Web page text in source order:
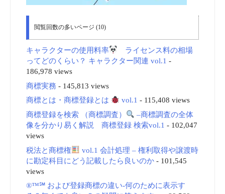
閲覧回数の多いページ (10)
キャラクターの使用料率
ライセンス料の相場
ってどのくらい？ キャラクター関連 vol.1 -
186,978 views
商標実務 - 145,813 views
商標とは・商標登録とは
vol.1 - 115,408 views
商標登録を検索 （商標調査）
–商標調査の全体
像を分かり易く解説 商標登録 検索vol.1 - 102,047
views
税法と商標権
vol.1 会計処理 – 権利取得や譲渡時
に勘定科目にどう記載したら良いのか- 101,545
views
®™℠ および登録商標の違い-何のために表示す